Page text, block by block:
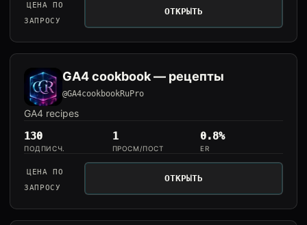
ЦЕНА ПО
ЗАПРОСУ
ОТКРЫТЬ
GA4 cookbook — рецепты
@GA4cookbookRuPro
GA4 recipes
130
ПОДПИСЧ.
1
ПРОСМ/ПОСТ
0.8%
ER
ЦЕНА ПО
ЗАПРОСУ
ОТКРЫТЬ